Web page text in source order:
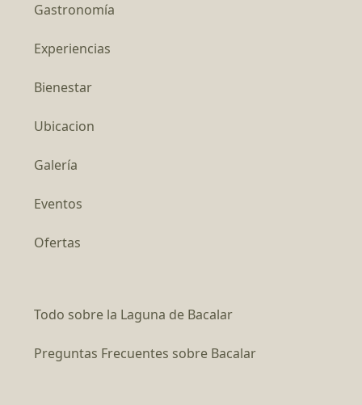
Gastronomía
Experiencias
Bienestar
Ubicacion
Galería
Eventos
Ofertas
Todo sobre la Laguna de Bacalar
Preguntas Frecuentes sobre Bacalar